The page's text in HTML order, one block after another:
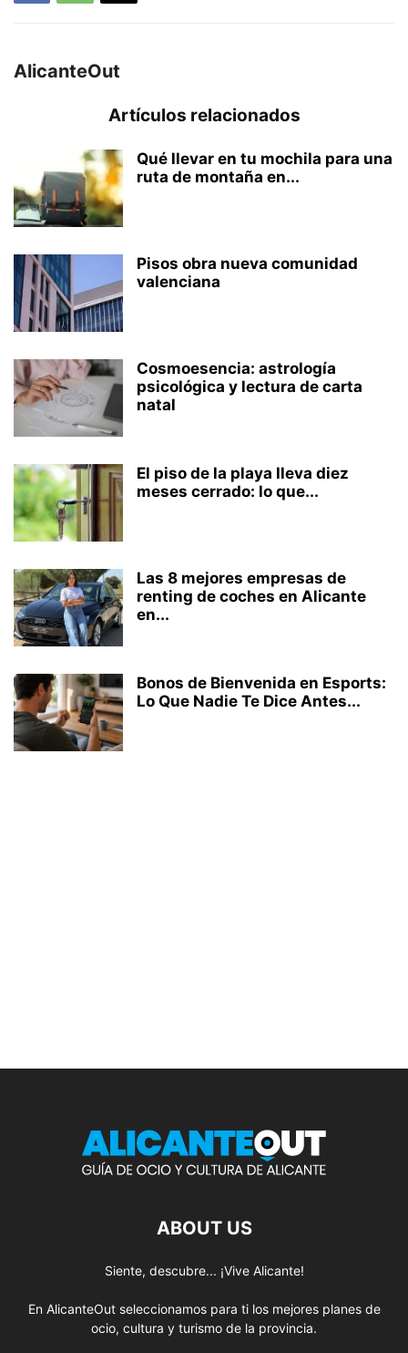
AlicanteOut
Artículos relacionados
Qué llevar en tu mochila para una
ruta de montaña en...
Pisos obra nueva comunidad
valenciana
Cosmoesencia: astrología
psicológica y lectura de carta
natal
El piso de la playa lleva diez
meses cerrado: lo que...
Las 8 mejores empresas de
renting de coches en Alicante
en...
Bonos de Bienvenida en Esports:
Lo Que Nadie Te Dice Antes...
ABOUT US
Siente, descubre... ¡Vive Alicante!
En AlicanteOut seleccionamos para ti los mejores planes de
ocio, cultura y turismo de la provincia.